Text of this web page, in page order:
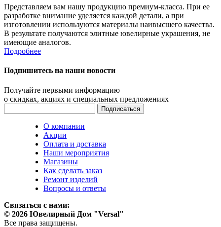
Представляем вам нашу продукцию премиум-класса. При ее
разработке внимание уделяется каждой детали, а при
изготовлении используются материалы наивысшего качества.
В результате получаются элитные ювелирные украшения, не
имеющие аналогов.
Подробнее
Подпишитесь на наши новости
Получайте первыми информацию
о скидках, акциях и специальных предложениях
О компании
Акции
Оплата и доставка
Наши мероприятия
Магазины
Как сделать заказ
Ремонт изделий
Вопросы и ответы
Связаться с нами:
© 2026 Ювелирный Дом "Versal"
Все права защищены.